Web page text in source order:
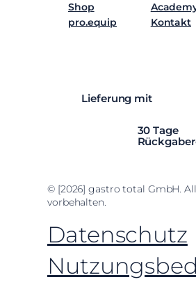
Shop
pro.equip
Kontakt
Lieferung mit
30 Tage
© [2026] gastro total GmbH.
vorbehalten.
Datenschutz